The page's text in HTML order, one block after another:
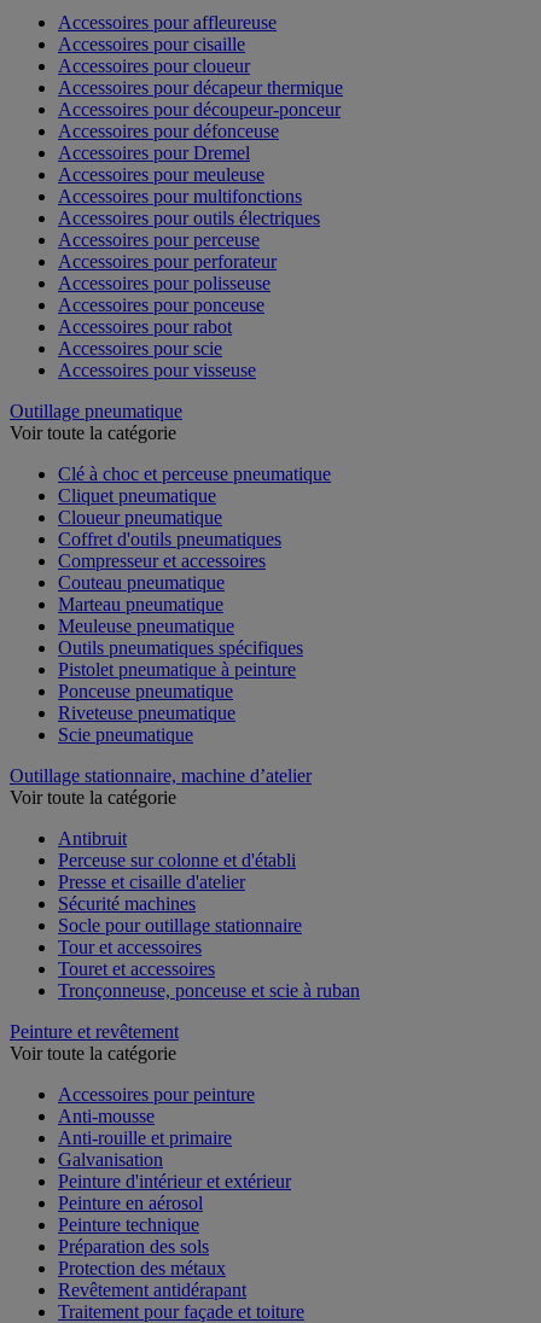
Accessoires pour affleureuse
Accessoires pour cisaille
Accessoires pour cloueur
Accessoires pour décapeur thermique
Accessoires pour découpeur-ponceur
Accessoires pour défonceuse
Accessoires pour Dremel
Accessoires pour meuleuse
Accessoires pour multifonctions
Accessoires pour outils électriques
Accessoires pour perceuse
Accessoires pour perforateur
Accessoires pour polisseuse
Accessoires pour ponceuse
Accessoires pour rabot
Accessoires pour scie
Accessoires pour visseuse
Outillage pneumatique
Voir toute la catégorie
Clé à choc et perceuse pneumatique
Cliquet pneumatique
Cloueur pneumatique
Coffret d'outils pneumatiques
Compresseur et accessoires
Couteau pneumatique
Marteau pneumatique
Meuleuse pneumatique
Outils pneumatiques spécifiques
Pistolet pneumatique à peinture
Ponceuse pneumatique
Riveteuse pneumatique
Scie pneumatique
Outillage stationnaire, machine d’atelier
Voir toute la catégorie
Antibruit
Perceuse sur colonne et d'établi
Presse et cisaille d'atelier
Sécurité machines
Socle pour outillage stationnaire
Tour et accessoires
Touret et accessoires
Tronçonneuse, ponceuse et scie à ruban
Peinture et revêtement
Voir toute la catégorie
Accessoires pour peinture
Anti-mousse
Anti-rouille et primaire
Galvanisation
Peinture d'intérieur et extérieur
Peinture en aérosol
Peinture technique
Préparation des sols
Protection des métaux
Revêtement antidérapant
Traitement pour façade et toiture